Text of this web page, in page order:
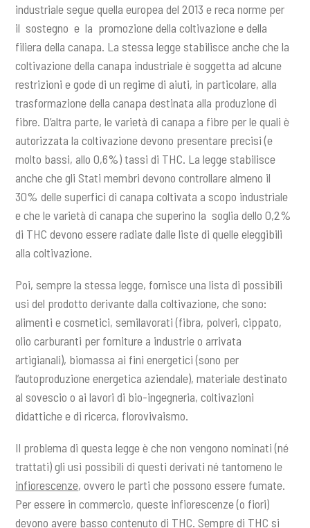
industriale segue quella europea del 2013 e reca norme per
il sostegno e la promozione della coltivazione e della
filiera della canapa. La stessa legge stabilisce anche che la
coltivazione della canapa industriale è soggetta ad alcune
restrizioni e gode di un regime di aiuti, in particolare, alla
trasformazione della canapa destinata alla produzione di
fibre. D’altra parte, le varietà di canapa a fibre per le quali è
autorizzata la coltivazione devono presentare precisi (e
molto bassi, allo 0,6%) tassi di THC. La legge stabilisce
anche che gli Stati membri devono controllare almeno il
30% delle superfici di canapa coltivata a scopo industriale
e che le varietà di canapa che superino la soglia dello 0,2%
di THC devono essere radiate dalle liste di quelle eleggibili
alla coltivazione.
Poi, sempre la stessa legge, fornisce una lista di possibili
usi del prodotto derivante dalla coltivazione, che sono:
alimenti e cosmetici, semilavorati (fibra, polveri, cippato,
olio carburanti per forniture a industrie o arrivata
artigianali), biomassa ai fini energetici (sono per
l’autoproduzione energetica aziendale), materiale destinato
al sovescio o ai lavori di bio-ingegneria, coltivazioni
didattiche e di ricerca, florovivaismo.
Il problema di questa legge è che non vengono nominati (né
trattati) gli usi possibili di questi derivati né tantomeno le
infiorescenze, ovvero le parti che possono essere fumate.
Per essere in commercio, queste infiorescenze (o fiori)
devono avere basso contenuto di THC. Sempre di THC si